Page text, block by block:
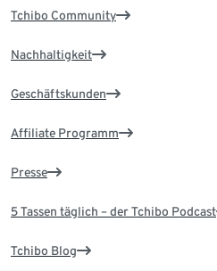
Tchibo Community
Nachhaltigkeit
Geschäftskunden
Affiliate Programm
Presse
5 Tassen täglich – der Tchibo Podcast
Tchibo Blog